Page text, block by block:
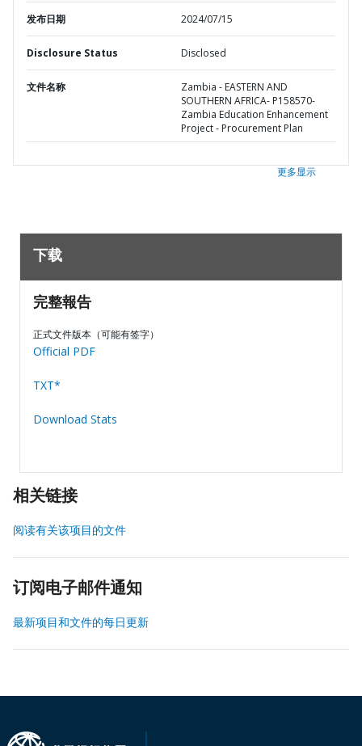
发布日期 2024/07/15
Disclosure Status Disclosed
文件名称
Zambia - EASTERN AND
SOUTHERN AFRICA- P158570-
Zambia Education Enhancement
Project - Procurement Plan
更多显示
下载
完整報告
正式文件版本（可能有签字）
Official PDF
TXT*
Download Stats
相关链接
阅读有关该项目的文件
订阅电子邮件通知
最新项目和文件的每日更新